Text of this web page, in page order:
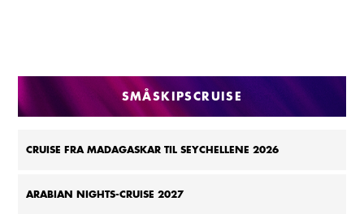
SMÅSKIPSCRUISE
CRUISE FRA MADAGASKAR TIL SEYCHELLENE 2026
ARABIAN NIGHTS-CRUISE 2027